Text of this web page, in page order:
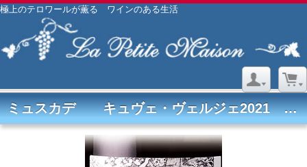
極上のテロワールが薫る ワインのある生活
ミュスカデ キュヴェ・ヴェルジェ2021 ドメーヌ リュノー・パパン